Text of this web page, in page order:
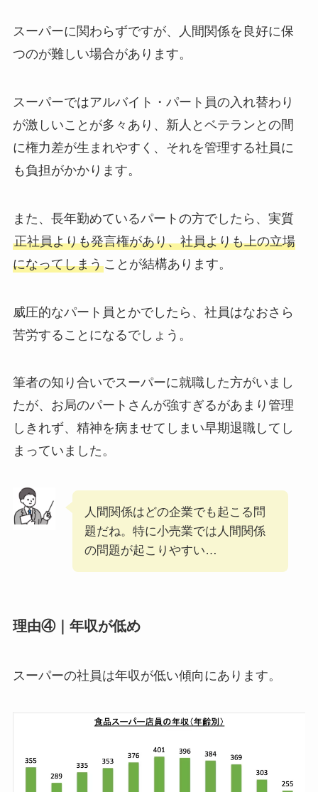
スーパーに関わらずですが、
人間関係を良好に保
つのが難しい場合があります。
スーパーではアルバイト・パート員の入れ替わり
が激しいことが多々あり、新人とベテランとの間
に権力差が生まれやすく、それを管理する社員に
も負担がかかります。
また、長年勤めているパートの方でしたら、実質
正社員よりも発言権があり、社員よりも上の立場
になってしまうことが結構あります。
威圧的なパート員とかでしたら、社員はなおさら
苦労することになるでしょう。
筆者の知り合いでスーパーに就職した方がいまし
たが、お局のパートさんが強すぎるがあまり管理
しきれず、精神を病ませてしまい早期退職してし
まっていました。
人間関係はどの企業でも起こる問
題だね。特に小売業では人間関係
の問題が起こりやすい…
理由④｜年収が低め
スーパーの社員は年収が低い傾向にあります。